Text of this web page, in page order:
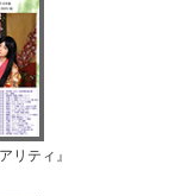
リティ』